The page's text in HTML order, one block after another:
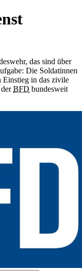
das sind über
Die Soldatinnen
Einstieg in das zivile
BFD bundesweit